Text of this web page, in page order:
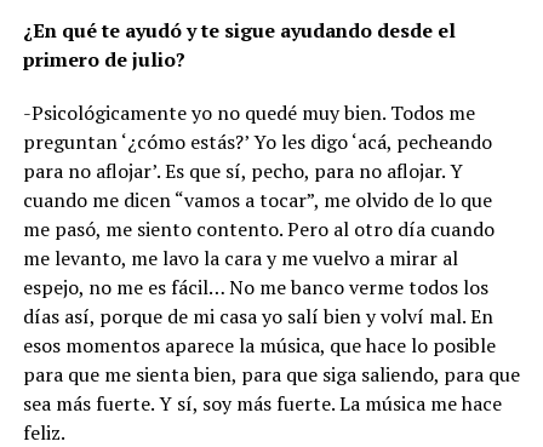
¿En qué te ayudó y te sigue ayudando desde el
primero de julio?
-Psicológicamente yo no quedé muy bien. Todos me
preguntan ‘¿cómo estás?’ Yo les digo ‘acá, pecheando
para no aflojar’. Es que sí, pecho, para no aflojar. Y
cuando me dicen “vamos a tocar”, me olvido de lo que
me pasó, me siento contento. Pero al otro día cuando
me levanto, me lavo la cara y me vuelvo a mirar al
espejo, no me es fácil… No me banco verme todos los
días así, porque de mi casa yo salí bien y volví mal. En
esos momentos aparece la música, que hace lo posible
para que me sienta bien, para que siga saliendo, para que
sea más fuerte. Y sí, soy más fuerte. La música me hace
feliz.